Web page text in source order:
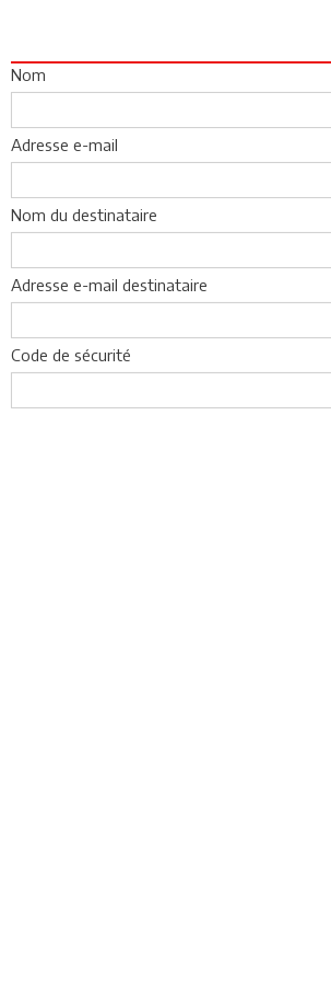
Nom
Adresse e-mail
Nom du destinataire
Adresse e-mail destinataire
Code de sécurité